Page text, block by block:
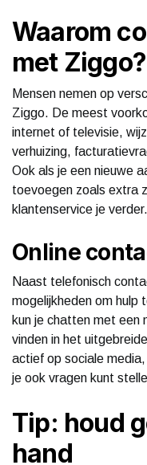
Waarom
met Ziggo?
Mensen nemen op
Ziggo. De meest
internet of televisie,
verhuizing,
Ook als je een nieuwe
toevoegen zoals extra
klantenservice je verder.
Online
Naast telefonisch
mogelijkheden om hulp
kun je chatten met een
vinden in het
actief op sociale
je ook vragen kunt
Tip: houd
hand